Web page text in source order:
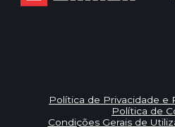
Política de Privacidade e
Política de
Condições Gerais de